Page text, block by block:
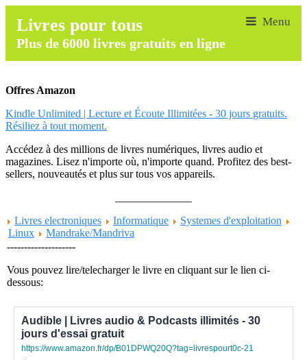
Livres pour tous
Plus de 6000 livres gratuits en ligne
Offres Amazon
Kindle Unlimited | Lecture et Écoute Illimitées - 30 jours gratuits.
Résiliez à tout moment.
Accédez à des millions de livres numériques, livres audio et
magazines. Lisez n'importe où, n'importe quand. Profitez des best-
sellers, nouveautés et plus sur tous vos appareils.
Livres electroniques
Informatique
Systemes d'exploitation
Linux
Mandrake/Mandriva
--------------------
Vous pouvez lire/telecharger le livre en cliquant sur le lien ci-
dessous:
Audible | Livres audio & Podcasts illimités - 30
jours d'essai gratuit
https://www.amazon.fr/dp/B01DPWQ20Q?tag=livrespourt0c-21